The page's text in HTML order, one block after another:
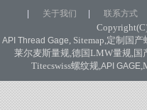
API Thread Gage, Sitemap,定制国产
莱尔麦斯量规,德国LMW量规,国
Titecswiss螺纹规,API GAGE
关于我们 联系方式